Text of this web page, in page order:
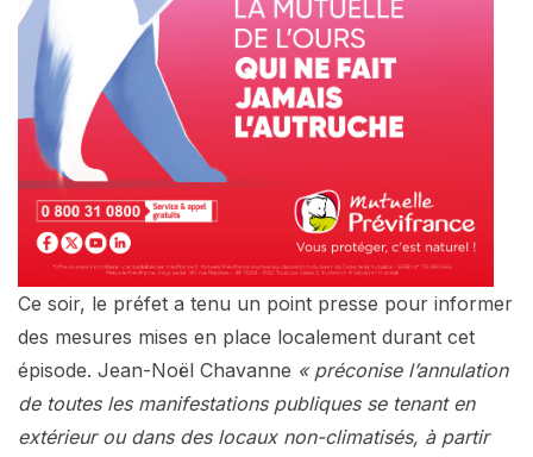
Ce soir, le préfet a tenu un point presse pour informer
des mesures mises en place localement durant cet
épisode. Jean-Noël Chavanne « préconise l’annulation
de toutes les manifestations publiques se tenant en
extérieur ou dans des locaux non-climatisés, à partir